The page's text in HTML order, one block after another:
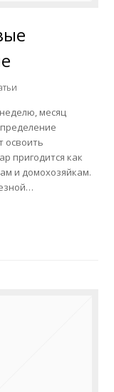
месяц
освоить
пригодится как
и домохозяйкам.